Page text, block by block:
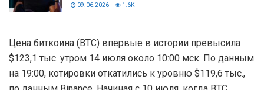
09.06.2026 1.6K
Цена биткоина (BTC) впервые в истории превысила
$123,1 тыс. утром 14 июля около 10:00 мск. По данным
на 19:00, котировки откатились к уровню $119,6 тыс.,